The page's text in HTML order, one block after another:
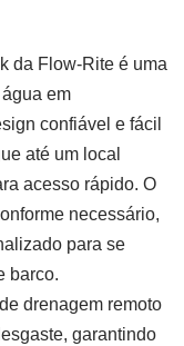
da Flow-Rite é uma
em
confiável e fácil
até um local
acesso rápido. O
necessário,
para se
barco.
drenagem remoto
garantindo